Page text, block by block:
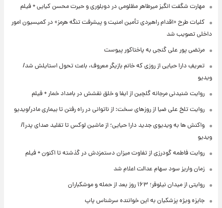
مهارت شگفت انگیز میرطاهر مظلومی در دوبلوری و حیرت محسن کیایی + فیلم
کلیات طرح «اقدام راهبردی تأمین امنیت و پیشرفت تنگه هرمز» در کمیسیون امور
داخلی تصویب شد
مرتضی پور علی گنجی به پاختاکور پیوست
تعریفِ دارا حیایی از روزی که خانم بازیگر معروف، باعث تحول استایلش شد/
ویدیو
روایت شنیدنی مرجانه گلچین از ایفا و خلق نقشش در بامداد خمار + فیلم
روایت تلخ علی ضیا از روزهای سخت: از ناتوانی در راه رفتن تا بیماری مادر/ویدیو
واکنش ها به ویدیوی جدید دارا حیایی؛ از ماشین لوکس تا تقلید صدای پدر!/
ویدیو
روایت فاطمه گودرزی از تفاوت میزان دستمزدش در گذشته تا اکنون + فیلم
زمان واریز سود سهام عدالت اعلام شد
روایتی از میدان نیلوفر؛ ۱۶۳ روز بعد از حمله و موشکباران
جایزه ویژه پزشکیان به این خواننده سرشناس پاپ